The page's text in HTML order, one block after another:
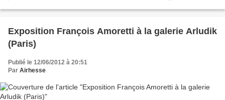
Exposition François Amoretti à la galerie Arludik
(Paris)
Publié le 12/06/2012 à 20:51
Par Airhesse